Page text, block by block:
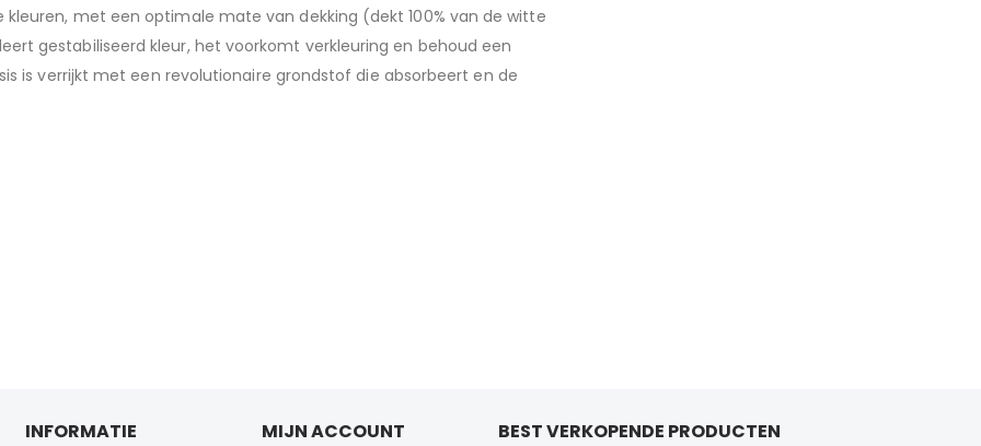
met een optimale mate van dekking (dekt 100% van de witte
gestabiliseerd kleur, het voorkomt verkleuring en behoud een
is verrijkt met een revolutionaire grondstof die absorbeert en de
INFORMATIE MIJN ACCOUNT BEST VERKOPENDE PRODUCTEN